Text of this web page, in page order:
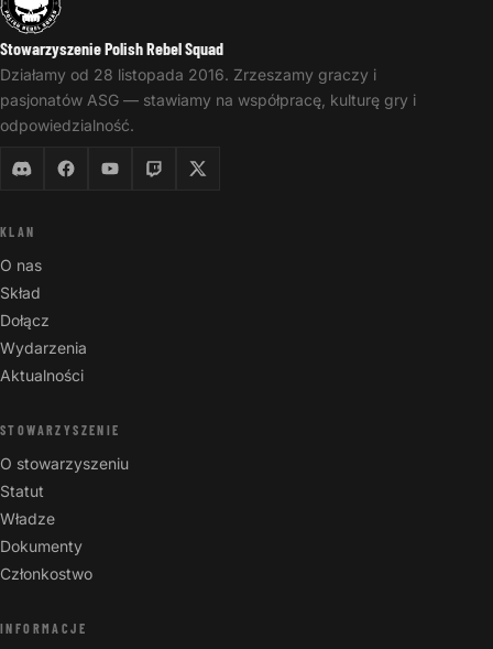
Stowarzyszenie Polish Rebel Squad
Działamy od 28 listopada 2016. Zrzeszamy graczy i
pasjonatów ASG — stawiamy na współpracę, kulturę gry i
odpowiedzialność.
KLAN
O nas
Skład
Dołącz
Wydarzenia
Aktualności
STOWARZYSZENIE
O stowarzyszeniu
Statut
Władze
Dokumenty
Członkostwo
INFORMACJE